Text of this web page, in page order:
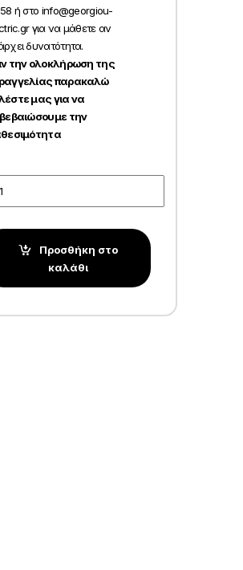
ή στο info@georgiou-
για να μάθετε αν
δυνατότητα.
την ολοκλήρωση της
παρακαλώ
μας για να
την
Προσθήκη στο
καλάθι